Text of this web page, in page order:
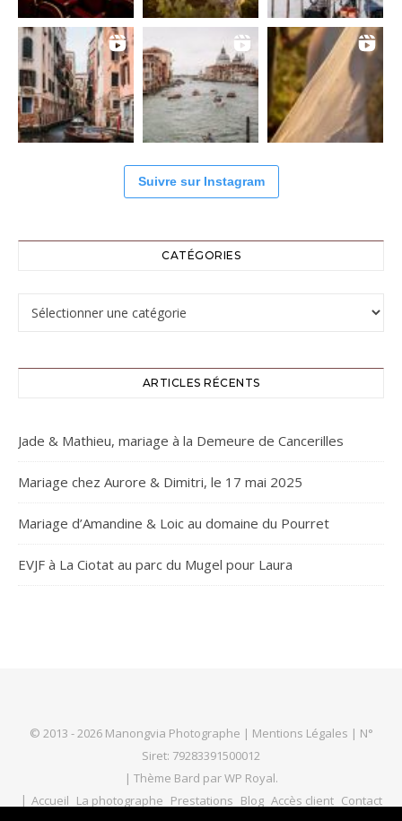
Suivre sur Instagram
CATÉGORIES
Catégories
ARTICLES RÉCENTS
Jade & Mathieu, mariage à la Demeure de Cancerilles
Mariage chez Aurore & Dimitri, le 17 mai 2025
Mariage d’Amandine & Loic au domaine du Pourret
EVJF à La Ciotat au parc du Mugel pour Laura
© 2013 - 2026 Manongvia Photographe | Mentions Légales | N°
Siret: 79283391500012
| Thème Bard parWP Royal.
Accueil La photographe Prestations Blog Accès client Contact